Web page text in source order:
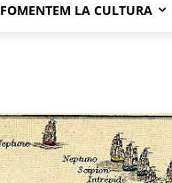
FOMENTEM LA CULTURA